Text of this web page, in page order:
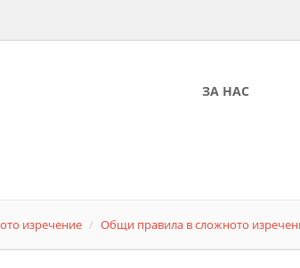
ЗА НАС
изречение Общи правила в сложното